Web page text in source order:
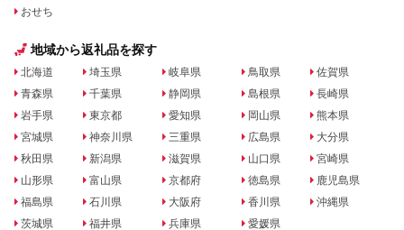
おせち
地域から返礼品を探す
北海道
青森県
岩手県
宮城県
秋田県
山形県
福島県
茨城県
埼玉県
千葉県
東京都
神奈川県
新潟県
富山県
石川県
福井県
岐阜県
静岡県
愛知県
三重県
滋賀県
京都府
大阪府
兵庫県
鳥取県
島根県
岡山県
広島県
山口県
徳島県
香川県
愛媛県
佐賀県
長崎県
熊本県
大分県
宮崎県
鹿児島県
沖縄県